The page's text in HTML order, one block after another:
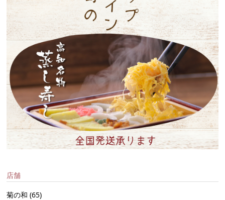
店舗
菊の和(65)